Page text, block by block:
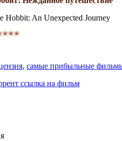
Hobbit: An Unexpected Journey
, самые прибыльные
ссылка на фильм